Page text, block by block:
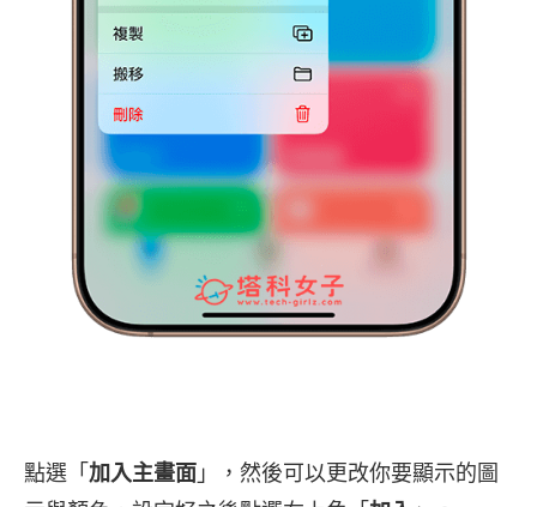
點選「 加入主畫面 」，然後可以更改你要顯示的圖